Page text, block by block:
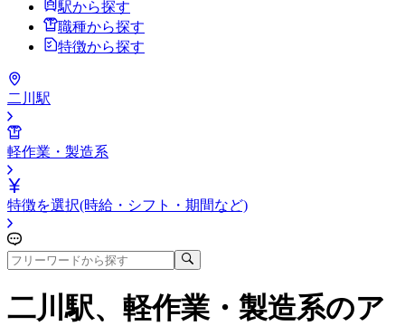
駅から探す
職種から探す
特徴から探す
二川駅
軽作業・製造系
特徴を選択(時給・シフト・期間など)
二川駅、軽作業・製造系のア